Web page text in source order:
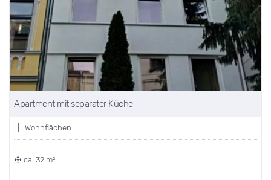
Apartment mit separater Küche
| Wohnflächen
ca. 32 m²